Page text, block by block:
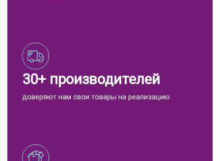
30+ производителей
доверяют нам свои товары на реализацию